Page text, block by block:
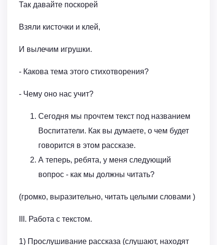
Так давайте поскорей
Взяли кисточки и клей,
И вылечим игрушки.
- Какова тема этого стихотворения?
- Чему оно нас учит?
Сегодня мы прочтем текст под названием
Воспитатели. Как вы думаете, о чем будет
говорится в этом рассказе.
А теперь, ребята, у меня следующий
вопрос - как мы должны читать?
(громко, выразительно, читать целыми словами )
III. Работа с текстом.
1) Прослушивание рассказа (слушают, находят